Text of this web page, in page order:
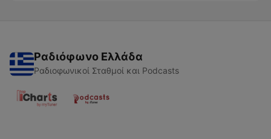
Ραδιόφωνο Ελλάδα
Ραδιοφωνικοί Σταθμοί και Podcasts